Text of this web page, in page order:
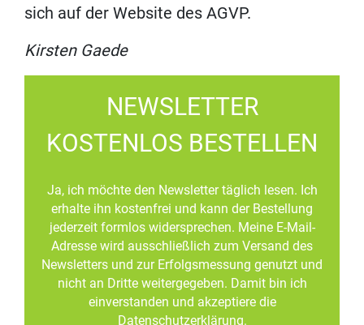
sich auf der Website des AGVP.
Kirsten Gaede
NEWSLETTER
KOSTENLOS BESTELLEN
Ja, ich möchte den Newsletter täglich lesen. Ich
erhalte ihn kostenfrei und kann der Bestellung
jederzeit formlos widersprechen. Meine E-Mail-
Adresse wird ausschließlich zum Versand des
Newsletters und zur Erfolgsmessung genutzt und
nicht an Dritte weitergegeben. Damit bin ich
einverstanden und akzeptiere die
Datenschutzerklärung.